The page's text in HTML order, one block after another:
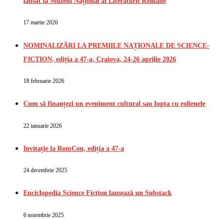
17 martie 2026
NOMINALIZĂRI LA PREMIILE NAȚIONALE DE SCIENCE-
FICTION, ediția a 47-a, Craiova, 24-26 aprilie 2026
18 februarie 2026
Cum să finanțezi un eveniment cultural sau lupta cu eolienele
22 ianuarie 2026
Invitație la RomCon, ediția a 47-a
24 decembrie 2025
Enciclopedia Science Fiction lansează un Substack
6 noiembrie 2025